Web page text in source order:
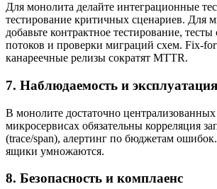
Для монолита делайте интеграционные
тестирование критичных сценариев. Для
добавьте контрактное тестирование,
потоков и проверки миграций схем. Fix-
канареечные релизы сократят MTTR.
7. Наблюдаемость и эксплуатация
В монолите достаточно
микросервисах обязательны корреляция
(trace/span), алертинг по бюджетам
ящики умножаются.
8. Безопасность и комплаенс